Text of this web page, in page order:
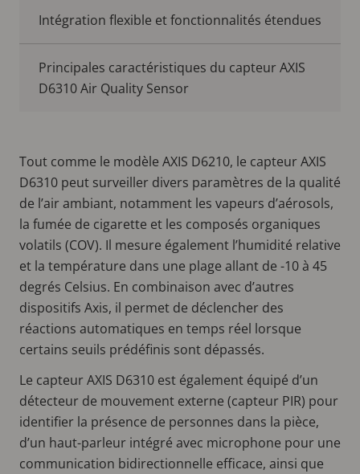
Intégration flexible et fonctionnalités étendues
Principales caractéristiques du capteur AXIS
D6310 Air Quality Sensor
Tout comme le modèle AXIS D6210, le capteur AXIS
D6310 peut surveiller divers paramètres de la qualité
de l’air ambiant, notamment les vapeurs d’aérosols,
la fumée de cigarette et les composés organiques
volatils (COV). Il mesure également l’humidité relative
et la température dans une plage allant de -10 à 45
degrés Celsius. En combinaison avec d’autres
dispositifs Axis, il permet de déclencher des
réactions automatiques en temps réel lorsque
certains seuils prédéfinis sont dépassés.
Le capteur AXIS D6310 est également équipé d’un
détecteur de mouvement externe (capteur PIR) pour
identifier la présence de personnes dans la pièce,
d’un haut-parleur intégré avec microphone pour une
communication bidirectionnelle efficace, ainsi que